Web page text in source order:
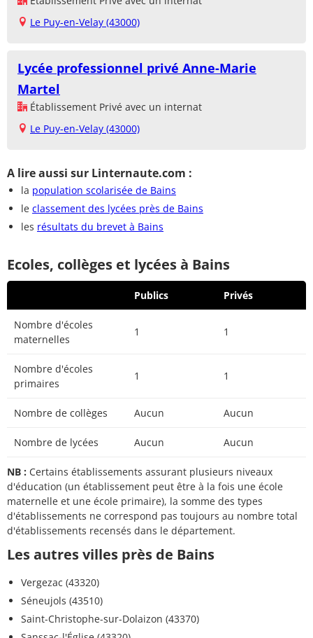
Le Puy-en-Velay (43000)
Lycée professionnel privé Anne-Marie
Martel
Établissement Privé avec un internat
Le Puy-en-Velay (43000)
A lire aussi sur Linternaute.com :
la population scolarisée de Bains
le classement des lycées près de Bains
les résultats du brevet à Bains
Ecoles, collèges et lycées à Bains
Publics Privés
Nombre d'écoles
maternelles
1 1
Nombre d'écoles
primaires
1 1
Nombre de collèges Aucun Aucun
Nombre de lycées Aucun Aucun
NB : Certains établissements assurant plusieurs niveaux
d'éducation (un établissement peut être à la fois une école
maternelle et une école primaire), la somme des types
d'établissements ne correspond pas toujours au nombre total
d'établissements recensés dans le département.
Les autres villes près de Bains
Vergezac (43320)
Séneujols (43510)
Saint-Christophe-sur-Dolaizon (43370)